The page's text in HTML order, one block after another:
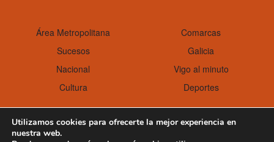
Área Metropolitana
Comarcas
Sucesos
Galicia
Nacional
Vigo al minuto
Cultura
Deportes
Utilizamos cookies para ofrecerte la mejor experiencia en
nuestra web.